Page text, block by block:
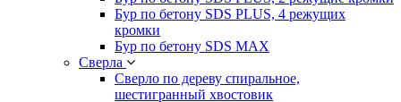
Бур по бетону SDS PLUS, 4 режущих
кромки
Бур по бетону SDS MAX
Сверла
Сверло по дереву спиральное,
шестигранный хвостовик